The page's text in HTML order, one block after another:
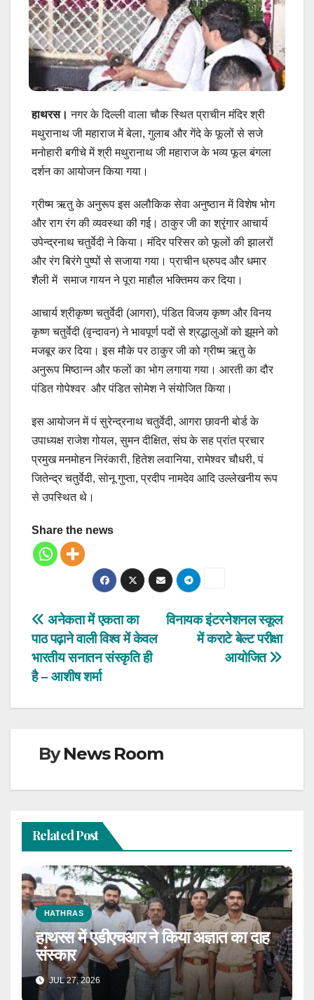
हाथरस। नगर के दिल्ली वाला चौक स्थित प्राचीन मंदिर श्री
मथुरानाथ जी महाराज में बेला, गुलाब और गेंदे के फूलों से सजे
मनोहारी बगीचे में श्री मथुरानाथ जी महाराज के भव्य फूल बंगला
दर्शन का आयोजन किया गया।
ग्रीष्म ऋतु के अनुरूप इस अलौकिक सेवा अनुष्ठान में विशेष भोग
और राग रंग की व्यवस्था की गई। ठाकुर जी का श्रृंगार आचार्य
उपेन्द्रनाथ चतुर्वेदी ने किया। मंदिर परिसर को फूलों की झालरों
और रंग बिरंगे पुष्पों से सजाया गया। प्राचीन ध्रुपद और धमार
शैली में समाज गायन ने पूरा माहौल भक्तिमय कर दिया।
आचार्य श्रीकृष्ण चतुर्वेदी (आगरा), पंडित विजय कृष्ण और विनय
कृष्ण चतुर्वेदी (वृन्दावन) ने भावपूर्ण पदों से श्रद्धालुओं को झूमने को
मजबूर कर दिया। इस मौके पर ठाकुर जी को ग्रीष्म ऋतु के
अनुरूप मिष्ठान्न और फलों का भोग लगाया गया। आरती का दौर
पंडित गोपेश्वर और पंडित सोमेश ने संयोजित किया।
इस आयोजन में पं सुरेन्द्रनाथ चतुर्वेदी, आगरा छावनी बोर्ड के
उपाध्यक्ष राजेश गोयल, सुमन दीक्षित, संघ के सह प्रांत प्रचार
प्रमुख मनमोहन निरंकारी, हितेश लवानिया, रामेश्वर चौधरी, पं
जितेन्द्र चतुर्वेदी, सोनू गुप्ता, प्रदीप नामदेव आदि उल्लेखनीय रूप
से उपस्थित थे।
Share the news
Post
navigation
विनायक इंटरनेशनल स्कूल
में कराटे बेल्ट परीक्षा
आयोजित
अनेकता में एकता का
पाठ पढ़ाने वाली विश्व में केवल
भारतीय सनातन संस्कृति ही
है – आशीष शर्मा
ByNews Room
Related Post
HATHRAS
हाथरस में एडीएचआर ने किया अज्ञात का दाह
संस्कार
JUL 27, 2026